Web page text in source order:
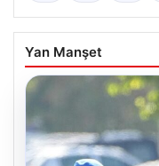
Yan Manşet